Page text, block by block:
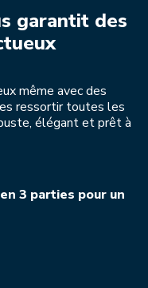
garantit des
même avec des
ressortir toutes les
élégant et prêt à
3 parties pour un